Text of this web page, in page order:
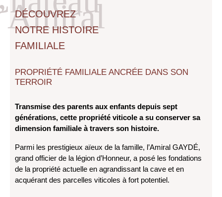
DÉCOUVREZ
NOTRE HISTOIRE
FAMILIALE
PROPRIÉTÉ FAMILIALE ANCRÉE DANS SON
TERROIR
Transmise des parents aux enfants depuis sept
générations, cette propriété viticole a su conserver sa
dimension familiale à travers son histoire.
Parmi les prestigieux aïeux de la famille, l’Amiral GAYDÉ,
grand officier de la légion d’Honneur, a posé les fondations
de la propriété actuelle en agrandissant la cave et en
acquérant des parcelles viticoles à fort potentiel.